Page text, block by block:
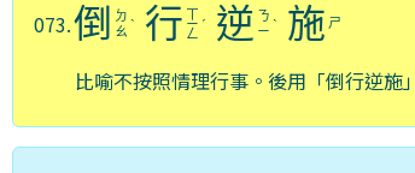
073.倒
ㄉ
ㄠ ˋ 行 ㄒ
ㄧ
ㄥ
ˊ 逆 ㄋ
ㄧ ˋ 施 ㄕ
比喻不按照情理行事。後用「倒行逆施